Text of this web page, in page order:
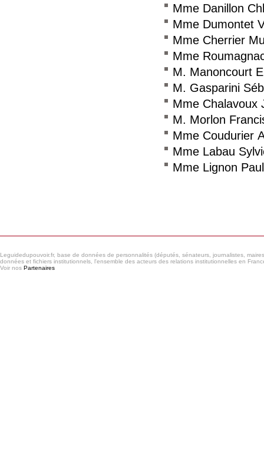
Mme Danillon
Mme Dumontet
Mme Cherrier
Mme
M. Manoncourt
M. Gasparini
Mme Chalavoux
M. Morlon
Mme Coudurier
Mme Labau
Mme Lignon
Leguidedupouvoir.fr, base de données de personnalités (députés, sénateurs, journalistes,
données et fichiers institutionnels, l'ensemble des acteurs des relations institutionnelles en
Voir nos Partenaires